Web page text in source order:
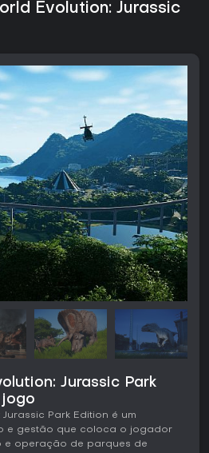
Evolution: Jurassic
Jurassic Park
jogo
Park Edition é um
e gestão que coloca o jogador
operação de parques de